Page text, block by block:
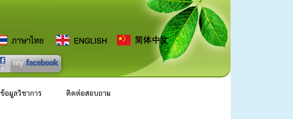
ข้อมูลวิชาการ ติดต่อสอบถาม